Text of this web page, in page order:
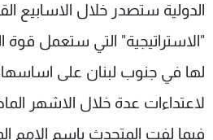
الدولية ستصدر خلال الاسابيع
"الاستراتيجية" التي ستعمل قوة
لها في جنوب لبنان على
لاعتداءات عدة خلال الاشهر
فيما لفت المتحدث باسم الامم
منوعات
كأس العالم